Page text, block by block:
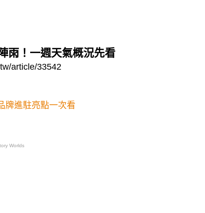
雨！一週天氣概況先看
article/33542
牌進駐亮點一次看
Worlds